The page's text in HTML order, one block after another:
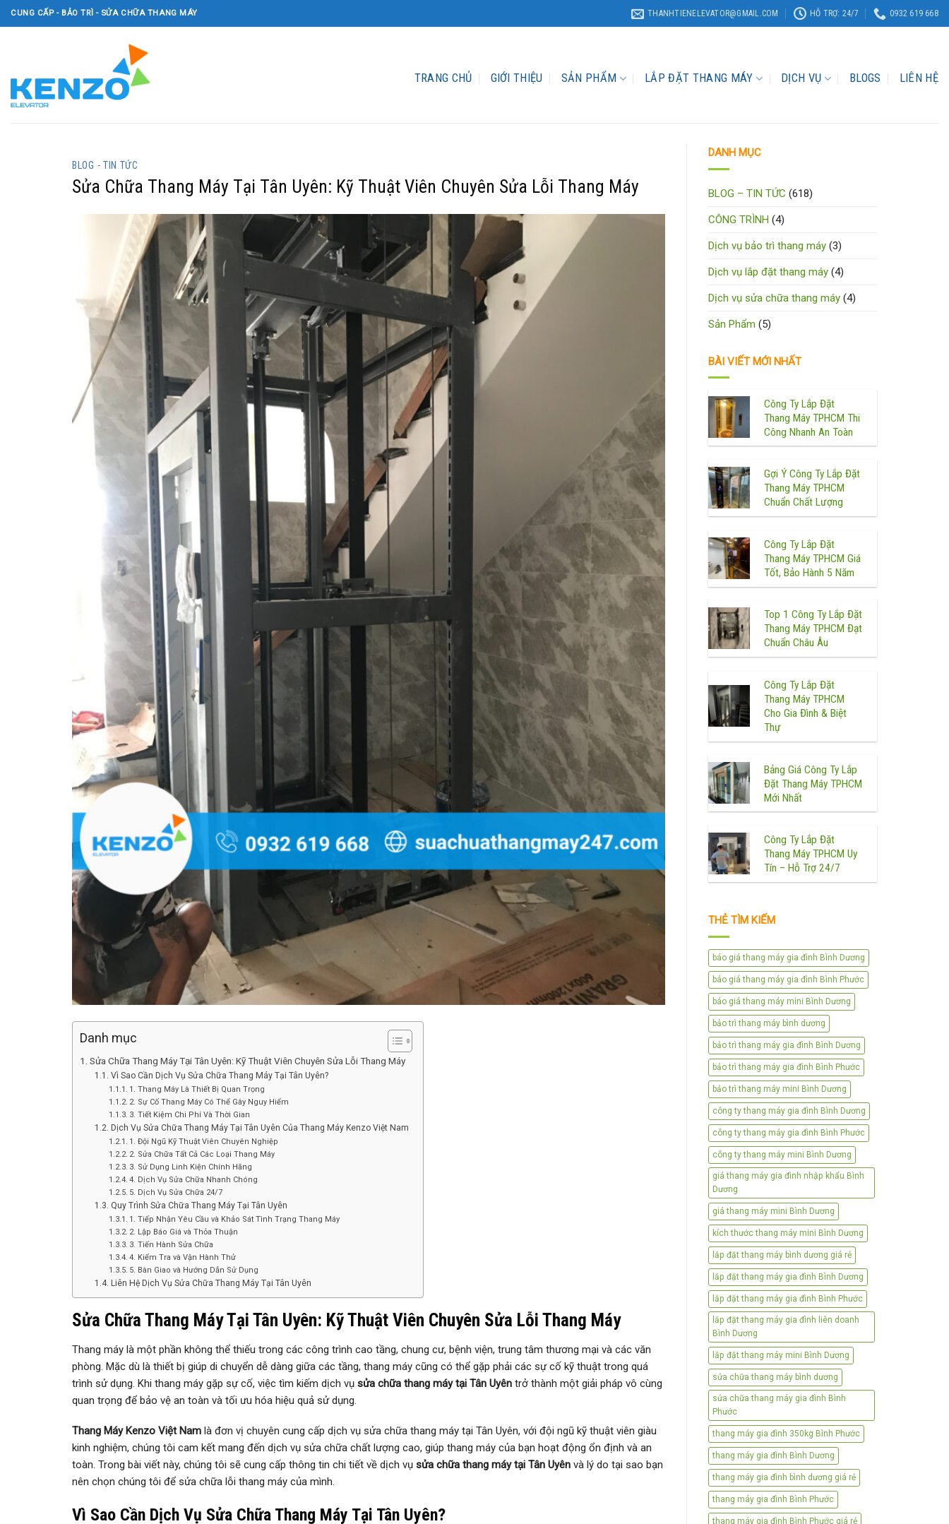
Skip
to
CUNG CẤP - BẢO TRÌ - SỬA CHỮA THANG MÁY THANHTIENELEVATOR@GMAIL.COM HỖ TRỢ: 24/7 0932 619 668
TRANG CHỦ GIỚI THIỆU SẢN PHẨM LẮP ĐẶT THANG MÁY DỊCH VỤ BLOGS LIÊN HỆ
BLOG - TIN TỨC
Sửa Chữa Thang Máy Tại Tân Uyên: Kỹ Thuật Viên Chuyên Sửa Lỗi Thang Máy
Danh mục
Sửa Chữa Thang Máy Tại Tân Uyên: Kỹ Thuật Viên Chuyên Sửa Lỗi Thang Máy
Vì Sao Cần Dịch Vụ Sửa Chữa Thang Máy Tại Tân Uyên?
1. Thang Máy Là Thiết Bị Quan Trọng
2. Sự Cố Thang Máy Có Thể Gây Nguy Hiểm
3. Tiết Kiệm Chi Phí Và Thời Gian
Dịch Vụ Sửa Chữa Thang Máy Tại Tân Uyên Của Thang Máy Kenzo Việt Nam
1. Đội Ngũ Kỹ Thuật Viên Chuyên Nghiệp
2. Sửa Chữa Tất Cả Các Loại Thang Máy
3. Sử Dụng Linh Kiện Chính Hãng
4. Dịch Vụ Sửa Chữa Nhanh Chóng
5. Dịch Vụ Sửa Chữa 24/7
Quy Trình Sửa Chữa Thang Máy Tại Tân Uyên
1. Tiếp Nhận Yêu Cầu và Khảo Sát Tình Trạng Thang Máy
2. Lập Báo Giá và Thỏa Thuận
3. Tiến Hành Sửa Chữa
4. Kiểm Tra và Vận Hành Thử
5. Bàn Giao và Hướng Dẫn Sử Dụng
Liên Hệ Dịch Vụ Sửa Chữa Thang Máy Tại Tân Uyên
Sửa Chữa Thang Máy Tại Tân Uyên: Kỹ Thuật Viên Chuyên Sửa Lỗi Thang Máy
Thang máy là một phần không thể thiếu trong các công trình cao tầng, chung cư, bệnh viện, trung tâm thương mại và các văn
phòng. Mặc dù là thiết bị giúp di chuyển dễ dàng giữa các tầng, thang máy cũng có thể gặp phải các sự cố kỹ thuật trong quá
trình sử dụng. Khi thang máy gặp sự cố, việc tìm kiếm dịch vụ sửa chữa thang máy tại Tân Uyên trở thành một giải pháp vô cùng
quan trọng để bảo vệ an toàn và tối ưu hóa hiệu quả sử dụng.
Thang Máy Kenzo Việt Nam là đơn vị chuyên cung cấp dịch vụ sửa chữa thang máy tại Tân Uyên, với đội ngũ kỹ thuật viên giàu
kinh nghiệm, chúng tôi cam kết mang đến dịch vụ sửa chữa chất lượng cao, giúp thang máy của bạn hoạt động ổn định và an
toàn. Trong bài viết này, chúng tôi sẽ cung cấp thông tin chi tiết về dịch vụ sửa chữa thang máy tại Tân Uyên và lý do tại sao bạn
nên chọn chúng tôi để sửa chữa lỗi thang máy của mình.
Vì Sao Cần Dịch Vụ Sửa Chữa Thang Máy Tại Tân Uyên?
DANH MỤC
BLOG – TIN TỨC (618)
CÔNG TRÌNH (4)
Dịch vụ bảo trì thang máy (3)
Dịch vụ lắp đặt thang máy (4)
Dịch vụ sửa chữa thang máy (4)
Sản Phẩm (5)
BÀI VIẾT MỚI NHẤT
Công Ty Lắp Đặt
Thang Máy TPHCM Thi
Công Nhanh An Toàn
Gợi Ý Công Ty Lắp Đặt
Thang Máy TPHCM
Chuẩn Chất Lượng
Công Ty Lắp Đặt
Thang Máy TPHCM Giá
Tốt, Bảo Hành 5 Năm
Top 1 Công Ty Lắp Đặt
Thang Máy TPHCM Đạt
Chuẩn Châu Âu
Công Ty Lắp Đặt
Thang Máy TPHCM
Cho Gia Đình & Biệt
Thự
Bảng Giá Công Ty Lắp
Đặt Thang Máy TPHCM
Mới Nhất
Công Ty Lắp Đặt
Thang Máy TPHCM Uy
Tín – Hỗ Trợ 24/7
THẺ TÌM KIẾM
báo giá thang máy gia đình Bình Dương
báo giá thang máy gia đình Bình Phước
báo giá thang máy mini Bình Dương
bảo trì thang máy bình dương
bảo trì thang máy gia đình Bình Dương
bảo trì thang máy gia đình Bình Phước
bảo trì thang máy mini Bình Dương
công ty thang máy gia đình Bình Dương
công ty thang máy gia đình Bình Phước
công ty thang máy mini Bình Dương
giá thang máy gia đình nhập khẩu Bình
Dương
giá thang máy mini Bình Dương
kích thước thang máy mini Bình Dương
lắp đặt thang máy bình dương giá rẻ
lắp đặt thang máy gia đình Bình Dương
lắp đặt thang máy gia đình Bình Phước
lắp đặt thang máy gia đình liên doanh
Bình Dương
lắp đặt thang máy mini Bình Dương
sửa chữa thang máy bình dương
sửa chữa thang máy gia đình Bình
Phước
thang máy gia đình 350kg Bình Phước
thang máy gia đình Bình Dương
thang máy gia đình bình dương giá rẻ
thang máy gia đình Bình Phước
thang máy gia đình Bình Phước giá rẻ